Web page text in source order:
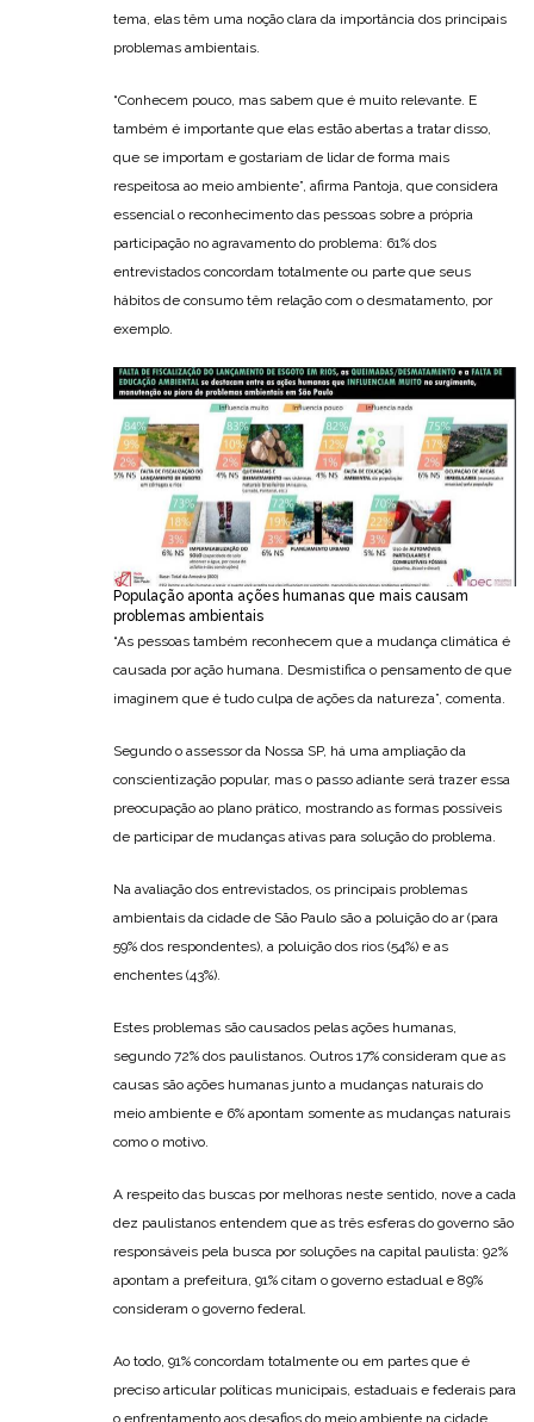
tema, elas têm uma noção clara da importância dos principais
problemas ambientais.
“Conhecem pouco, mas sabem que é muito relevante. E
também é importante que elas estão abertas a tratar disso,
que se importam e gostariam de lidar de forma mais
respeitosa ao meio ambiente”, afirma Pantoja, que considera
essencial o reconhecimento das pessoas sobre a própria
participação no agravamento do problema: 61% dos
entrevistados concordam totalmente ou parte que seus
hábitos de consumo têm relação com o desmatamento, por
exemplo.
População aponta ações humanas que mais causam
problemas ambientais
“As pessoas também reconhecem que a mudança climática é
causada por ação humana. Desmistifica o pensamento de que
imaginem que é tudo culpa de ações da natureza”, comenta.
Segundo o assessor da Nossa SP, há uma ampliação da
conscientização popular, mas o passo adiante será trazer essa
preocupação ao plano prático, mostrando as formas possíveis
de participar de mudanças ativas para solução do problema.
Na avaliação dos entrevistados, os principais problemas
ambientais da cidade de São Paulo são a poluição do ar (para
59% dos respondentes), a poluição dos rios (54%) e as
enchentes (43%).
Estes problemas são causados pelas ações humanas,
segundo 72% dos paulistanos. Outros 17% consideram que as
causas são ações humanas junto a mudanças naturais do
meio ambiente e 6% apontam somente as mudanças naturais
como o motivo.
A respeito das buscas por melhoras neste sentido, nove a cada
dez paulistanos entendem que as três esferas do governo são
responsáveis pela busca por soluções na capital paulista: 92%
apontam a prefeitura, 91% citam o governo estadual e 89%
consideram o governo federal.
Ao todo, 91% concordam totalmente ou em partes que é
preciso articular políticas municipais, estaduais e federais para